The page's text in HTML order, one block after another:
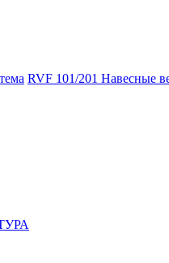
RVF 101/201 Навесные